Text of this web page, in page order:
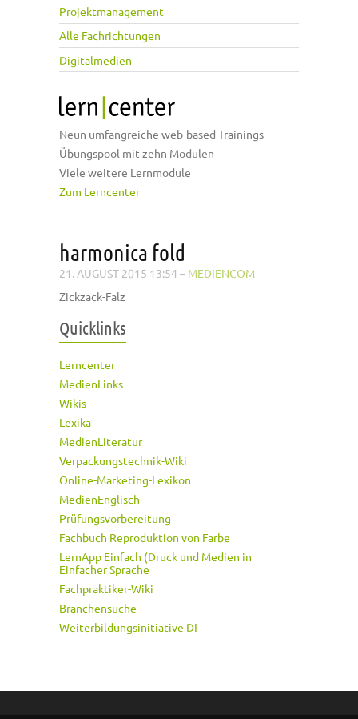
Projektmanagement
Alle Fachrichtungen
Digitalmedien
Neun umfangreiche web-based Trainings
Übungspool mit zehn Modulen
Viele weitere Lernmodule
Zum Lerncenter
harmonica fold
21. AUGUST 2015 13:54 – MEDIENCOM
Zickzack-Falz
Quicklinks
Lerncenter
MedienLinks
Wikis
Lexika
MedienLiteratur
Verpackungstechnik-Wiki
Online-Marketing-Lexikon
MedienEnglisch
Prüfungsvorbereitung
Fachbuch Reproduktion von Farbe
LernApp Einfach (Druck und Medien in
Einfacher Sprache
Fachpraktiker-Wiki
Branchensuche
Weiterbildungsinitiative DI